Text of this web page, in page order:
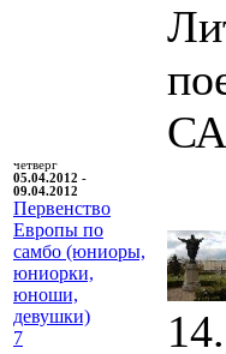
четверг
05.04.2012 -
09.04.2012
Первенство
Европы по
самбо (юниоры,
юниорки,
юноши,
девушки)
7